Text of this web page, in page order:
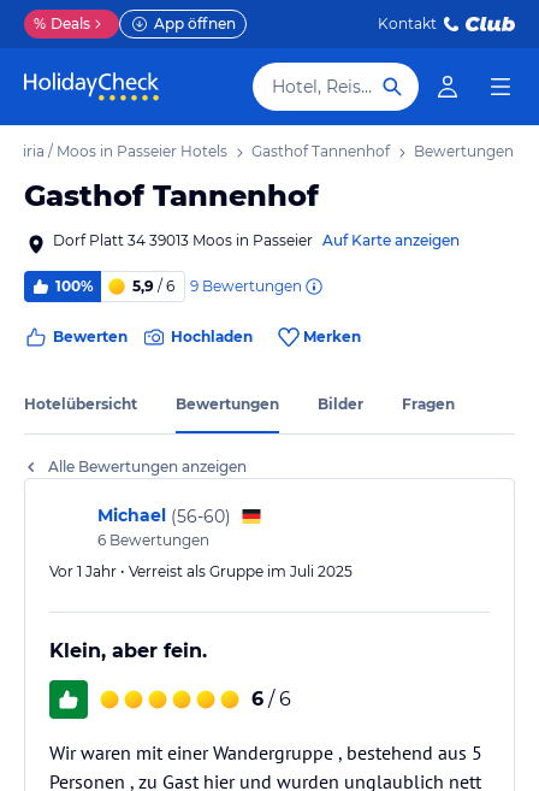
% Deals App öffnen Kontakt
Hotel, Reiseziel
/ Moos in Passeier Hotels Gasthof Tannenhof Bewertungen
Gasthof Tannenhof
Dorf Platt 34 39013 Moos in Passeier Auf Karte anzeigen
100% 5,9 / 6 9 Bewertungen
Bewerten Hochladen Merken
Hotelübersicht Bewertungen Bilder Fragen
Alle Bewertungen anzeigen
Michael (56-60)
6 Bewertungen
Vor 1 Jahr • Verreist als Gruppe im Juli 2025
Klein, aber fein.
6 / 6
Wir waren mit einer Wandergruppe , bestehend aus 5
Personen , zu Gast hier und wurden unglaublich nett